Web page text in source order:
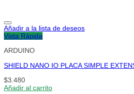
Añadir a la lista de deseos
Vista Rápida
ARDUINO
SHIELD NANO IO PLACA SIMPLE
$3.480
Añadir al carrito